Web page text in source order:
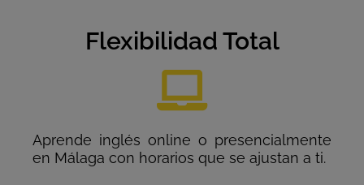
Flexibilidad Total
Aprende inglés online o presencialmente
en Málaga con horarios que se ajustan a ti.